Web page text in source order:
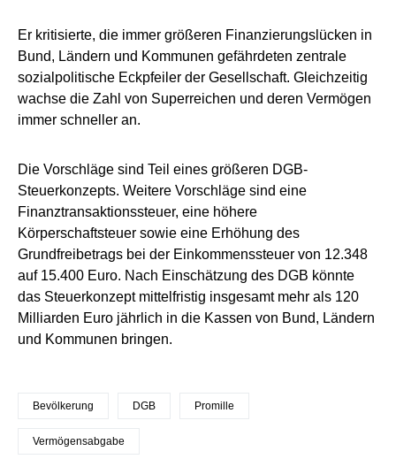
Er kritisierte, die immer größeren Finanzierungslücken in
Bund, Ländern und Kommunen gefährdeten zentrale
sozialpolitische Eckpfeiler der Gesellschaft. Gleichzeitig
wachse die Zahl von Superreichen und deren Vermögen
immer schneller an.
Die Vorschläge sind Teil eines größeren DGB-
Steuerkonzepts. Weitere Vorschläge sind eine
Finanztransaktionssteuer, eine höhere
Körperschaftsteuer sowie eine Erhöhung des
Grundfreibetrags bei der Einkommenssteuer von 12.348
auf 15.400 Euro. Nach Einschätzung des DGB könnte
das Steuerkonzept mittelfristig insgesamt mehr als 120
Milliarden Euro jährlich in die Kassen von Bund, Ländern
und Kommunen bringen.
Bevölkerung DGB Promille
Vermögensabgabe